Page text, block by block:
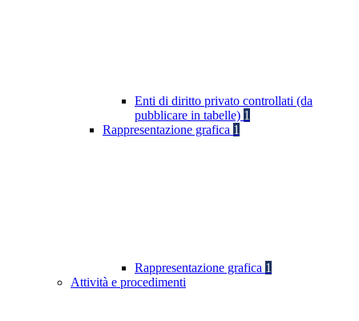
Enti di diritto privato controllati (da
pubblicare in tabelle) 1
Rappresentazione grafica 1
Rappresentazione grafica 1
Attività e procedimenti